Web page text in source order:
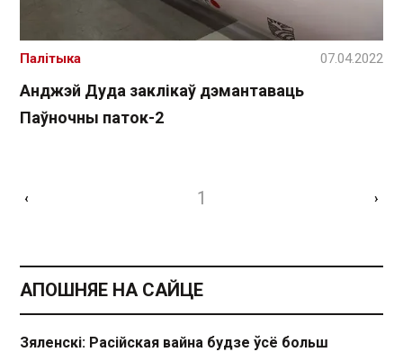
Анджэй Дуда заклікаў дэмантаваць
Паўночны паток-2
Палітыка 07.04.2022
‹ 1 ›
АПОШНЯЕ НА САЙЦЕ
Зяленскі: Расійская вайна будзе ўсё больш